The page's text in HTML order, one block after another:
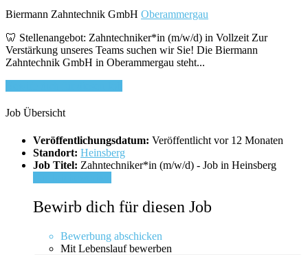
Biermann Zahntechnik GmbH Oberammergau
🦷 Stellenangebot: Zahntechniker*in (m/w/d) in Vollzeit Zur
Verstärkung unseres Teams suchen wir Sie! Die Biermann
Zahntechnik GmbH in Oberammergau steht...
Job Übersicht
Veröffentlichungsdatum: Veröffentlicht vor 12 Monaten
Standort: Heinsberg
Job Titel: Zahntechniker*in (m/w/d) - Job in Heinsberg
Bewirb dich für diesen Job
Bewerbung abschicken
Mit Lebenslauf bewerben